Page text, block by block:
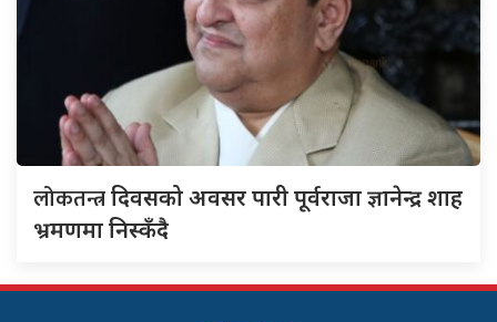
लोकतन्त्रदिवसको अवसर पारी पूर्वराजा ज्ञानेन्द्र शाह
भ्रमणमा निस्कँदै